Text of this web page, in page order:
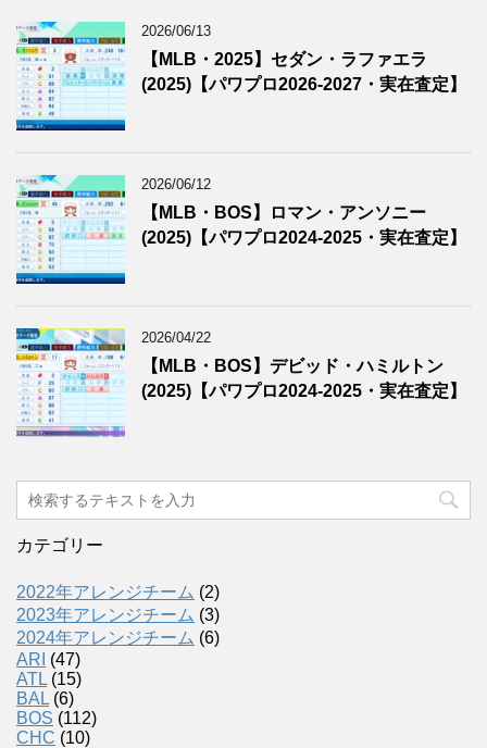
2026/06/13
【MLB・2025】セダン・ラファエラ
(2025)【パワプロ2026-2027・実在査定】
2026/06/12
【MLB・BOS】ロマン・アンソニー
(2025)【パワプロ2024-2025・実在査定】
2026/04/22
【MLB・BOS】デビッド・ハミルトン
(2025)【パワプロ2024-2025・実在査定】
カテゴリー
2022年アレンジチーム (2)
2023年アレンジチーム (3)
2024年アレンジチーム (6)
ARI (47)
ATL (15)
BAL (6)
BOS (112)
CHC (10)